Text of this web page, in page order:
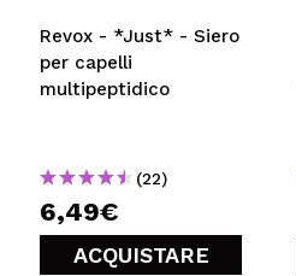
Revox - *Just* - Siero
per capelli
multipeptidico
(22)
6,49€
ACQUISTARE